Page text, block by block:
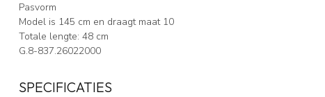
Pasvorm
Model is 145 cm en draagt maat 10
Totale lengte: 48 cm
G.8-837.26022000
SPECIFICATIES